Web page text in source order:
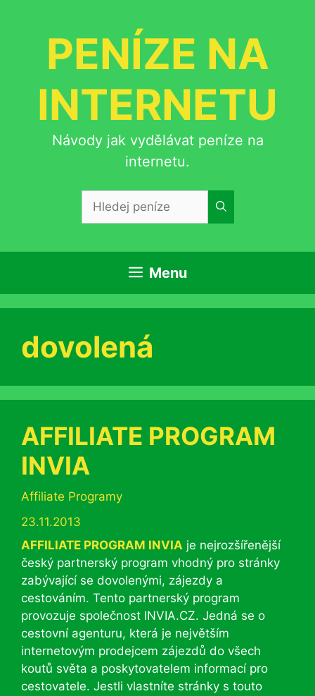
PENÍZE NA
INTERNETU
Návody jak vydělávat peníze na
internetu.
Menu
dovolená
AFFILIATE PROGRAM
INVIA
Rubriky
Affiliate Programy
23.11.2013
AFFILIATE PROGRAM INVIA je nejrozšířenější
český partnerský program vhodný pro stránky
zabývající se dovolenými, zájezdy a
cestováním. Tento partnerský program
provozuje společnost INVIA.CZ. Jedná se o
cestovní agenturu, která je největším
internetovým prodejcem zájezdů do všech
koutů světa a poskytovatelem informací pro
cestovatele. Jestli vlastníte stránky s touto